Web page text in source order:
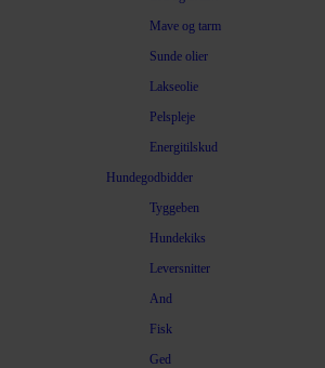
Mave og tarm
Sunde olier
Lakseolie
Pelspleje
Energitilskud
Hundegodbidder
Tyggeben
Hundekiks
Leversnitter
And
Fisk
Ged